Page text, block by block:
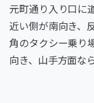
元町通り入り口に
近い側が南向き、
角のタクシー乗り
向き、山手方面な